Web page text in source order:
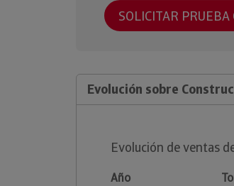
SOLICITAR PRUEBA
Evolución sobre
Evolución de ventas
Año